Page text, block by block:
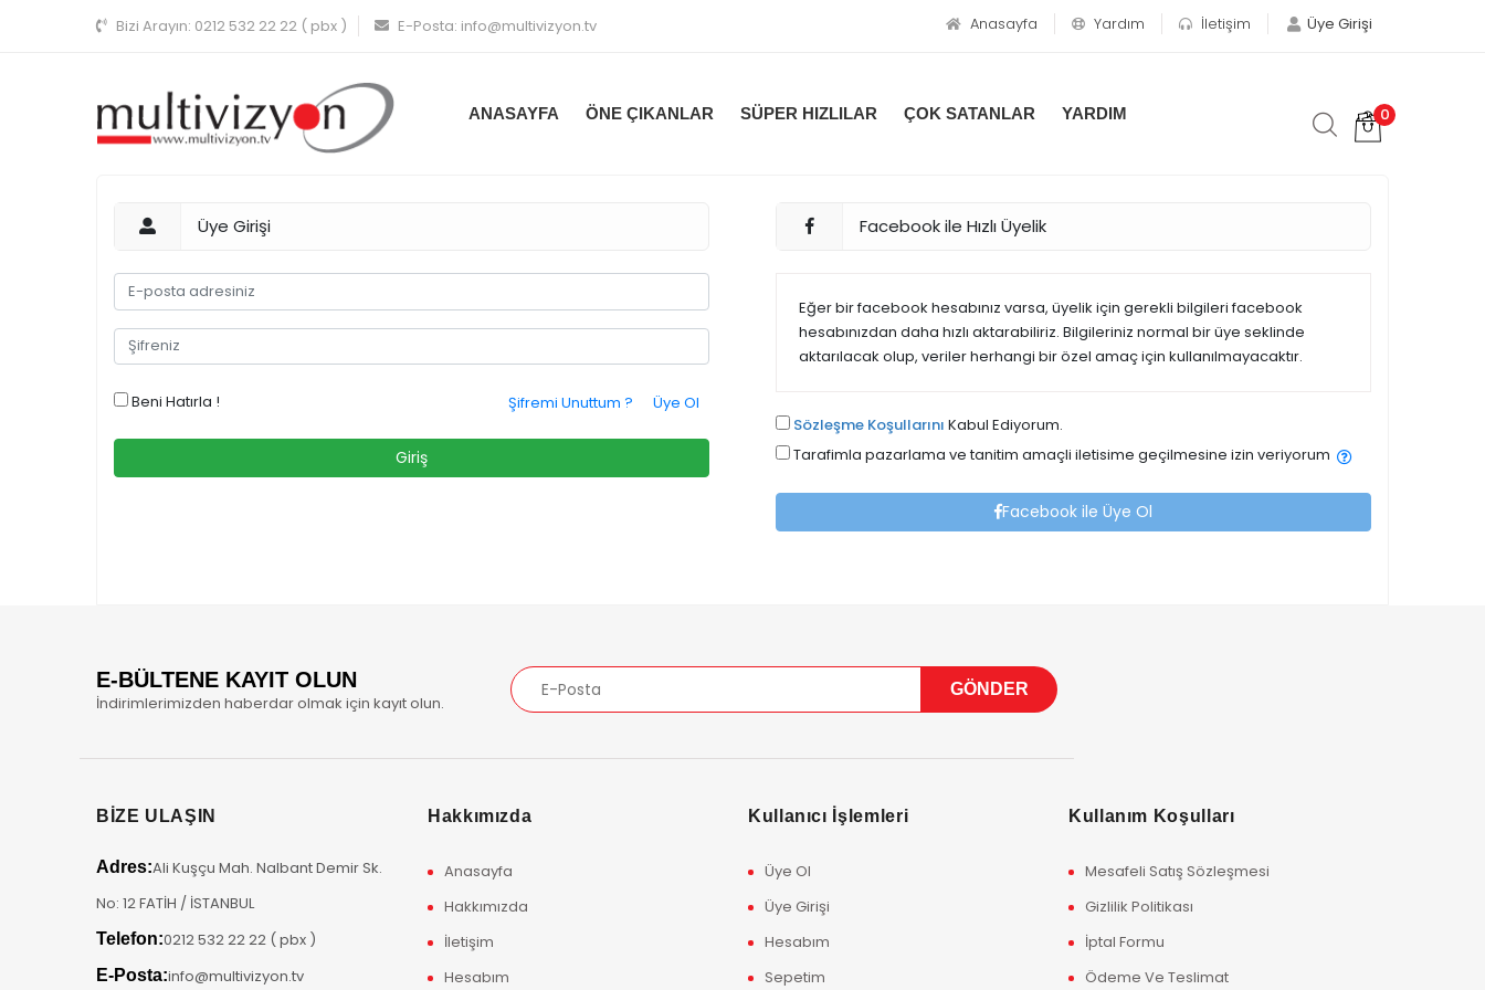
Bizi Arayın: 0212 532 22 22 ( pbx ) E-Posta: info@multivizyon.tv Üye Girişi
Anasayfa Yardım İletişim
ANASAYFA ÖNE ÇIKANLAR SÜPER HIZLILAR ÇOK SATANLAR YARDIM 0
Üye Girişi
Beni Hatırla ! Üye Ol
Şifremi Unuttum ?
Facebook ile Hızlı Üyelik
Eğer bir facebook hesabınız varsa, üyelik için gerekli bilgileri facebook
hesabınızdan daha hızlı aktarabiliriz. Bilgileriniz normal bir üye seklinde
aktarılacak olup, veriler herhangi bir özel amaç için kullanılmayacaktır.
Sözleşme Koşullarını Kabul Ediyorum.
Tarafimla pazarlama ve tanitim amaçli iletisime geçilmesine izin veriyorum
Facebook ile Üye Ol
E-BÜLTENE KAYIT OLUN
İndirimlerimizden haberdar olmak için kayıt olun.
BİZE ULAŞIN
Adres:Ali Kuşçu Mah. Nalbant Demir Sk.
No: 12 FATİH / İSTANBUL
Telefon:0212 532 22 22 ( pbx )
E-Posta:info@multivizyon.tv
Hakkımızda
Anasayfa
Hakkımızda
İletişim
Hesabım
Kullanıcı İşlemleri
Üye Ol
Üye Girişi
Hesabım
Sepetim
Kullanım Koşulları
Mesafeli Satış Sözleşmesi
Gizlilik Politikası
İptal Formu
Ödeme Ve Teslimat